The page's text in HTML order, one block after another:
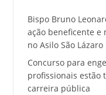
Bispo Bruno
ação beneficente e
no Asilo São Lázaro
Concurso para
profissionais estão
carreira pública